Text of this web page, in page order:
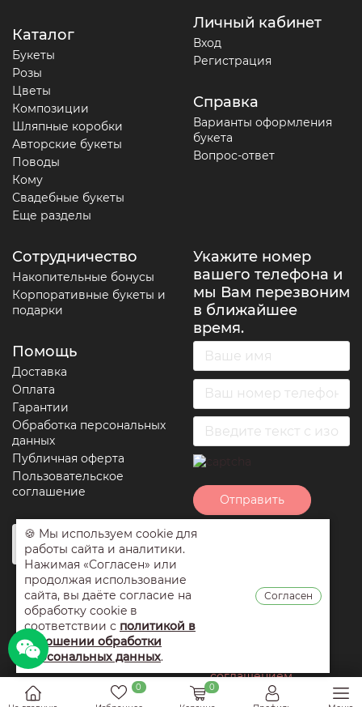
Каталог
Букеты
Розы
Цветы
Композиции
Шляпные коробки
Авторские букеты
Поводы
Кому
Свадебные букеты
Еще разделы
Личный кабинет
Вход
Регистрация
Справка
Варианты оформления
букета
Вопрос-ответ
Сотрудничество
Накопительные бонусы
Корпоративные букеты и
подарки
Помощь
Доставка
Оплата
Гарантии
Обработка персональных
данных
Публичная оферта
Пользовательское
соглашение
Укажите номер
вашего телефона и
мы Вам перезвоним
в ближайшее
время.
Отправить
условиями
обработки
соглашением
🍪 Мы используем cookie для
работы сайта и аналитики.
Нажимая «Согласен» или
продолжая использование
сайта, вы даёте согласие на
обработку cookie в
соответствии с политикой в
отношении обработки
персональных данных.
Согласен
0
0